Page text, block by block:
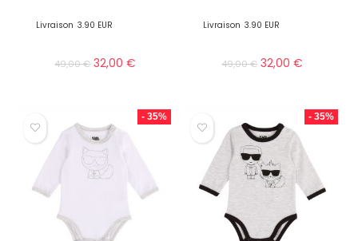
Livraison 3.90 EUR
49,00€ 32,00€
Livraison 3.90 EUR
49,00€ 32,00€
- 35% - 35%